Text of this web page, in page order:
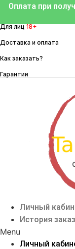
Перейти
содержимому
Оплата при
Для лиц 18+
Доставка и оплата
Как заказать?
Гарантии
Личный
История
Menu
Личный